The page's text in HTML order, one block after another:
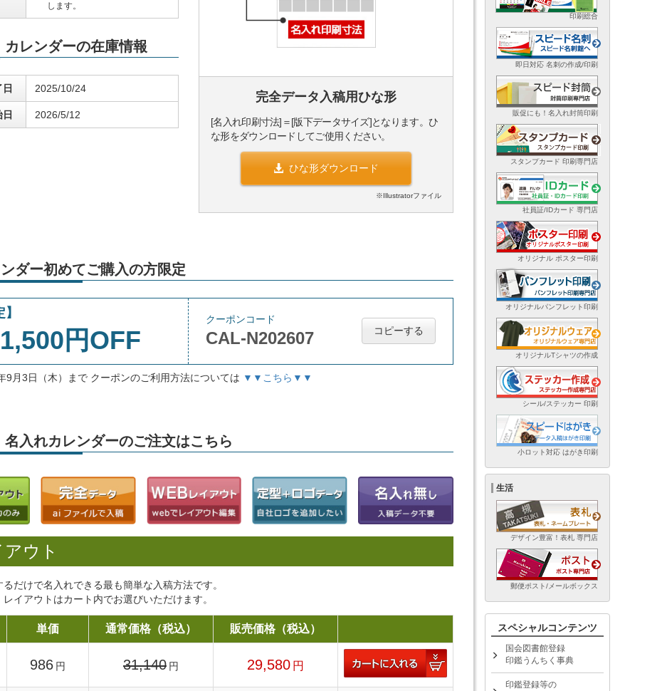
します。
カレンダーの在庫情報
2025/10/24
2026/5/12
完全データ入稿用ひな形
[名入れ印刷寸法]＝[版下データサイズ]となります。ひ
な形をダウンロードしてご使用ください。
ひな形ダウンロード
※Illustratorファイル
ダー初めてご購入の方限定
円OFF
クーポンコード
CAL-N202607 コピーする
9月3日（木）まで クーポンのご利用方法については ▼▼こちら▼▼
名入れカレンダーのご注文はこちら
ウト
だけで名入れできる最も簡単な入稿方法です。
イアウトはカート内でお選びいただけます。
単価 通常価格（税込） 販売価格（税込）
986 円 31,140 円 29,580 円
印刷総合
即日対応 名刺の作成/印刷
販促にも！名入れ封筒印刷
スタンプカード 印刷専門店
社員証/IDカード 専門店
オリジナル ポスター印刷
オリジナルパンフレット印刷
オリジナルTシャツの作成
シール/ステッカー 印刷
小ロット対応 はがき印刷
生活
デザイン豊富！表札 専門店
郵便ポスト/メールボックス
スペシャルコンテンツ
国会図書館登録
印鑑うんちく事典
印鑑登録等の